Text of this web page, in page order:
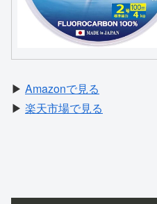
▶ Amazonで見る
▶ 楽天市場で見る